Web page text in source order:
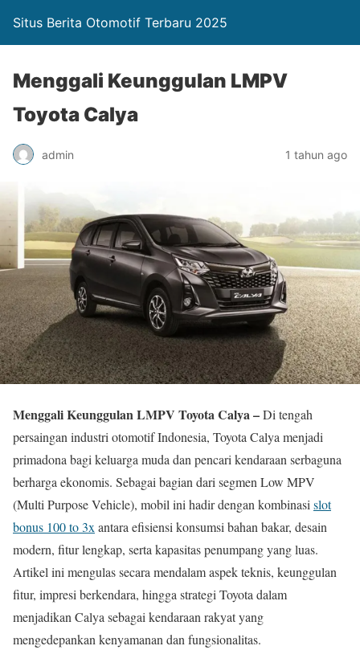
Situs Berita Otomotif Terbaru 2025
Menggali Keunggulan LMPV
Toyota Calya
admin 1 tahun ago
Menggali Keunggulan LMPV Toyota Calya –Di tengah
persaingan industri otomotif Indonesia, Toyota Calya menjadi
primadona bagi keluarga muda dan pencari kendaraan serbaguna
berharga ekonomis. Sebagai bagian dari segmen Low MPV
(Multi Purpose Vehicle), mobil ini hadir dengan kombinasi slot
bonus 100 to 3x antara efisiensi konsumsi bahan bakar, desain
modern, fitur lengkap, serta kapasitas penumpang yang luas.
Artikel ini mengulas secara mendalam aspek teknis, keunggulan
fitur, impresi berkendara, hingga strategi Toyota dalam
menjadikan Calya sebagai kendaraan rakyat yang
mengedepankan kenyamanan dan fungsionalitas.